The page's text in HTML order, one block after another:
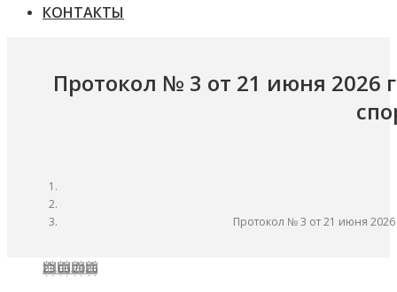
КОНТАКТЫ
Протокол № 3 от 21 июня 2026
Протокол № 3 от 21 июня 2026
23.06.2026